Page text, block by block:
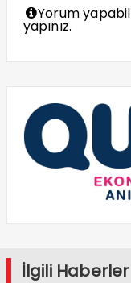
Yorum
yapınız.
İlgili Haberler